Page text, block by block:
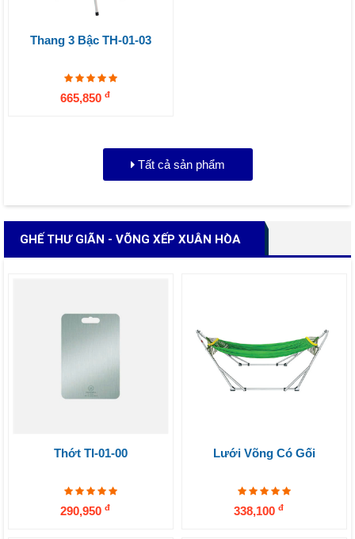
Thang 3 Bậc TH-01-03
665,850 đ
Tất cả sản phẩm
GHẾ THƯ GIÃN - VÕNG XẾP XUÂN HÒA
Thớt TI-01-00
290,950 đ
Lưới Võng Có Gối
338,100 đ